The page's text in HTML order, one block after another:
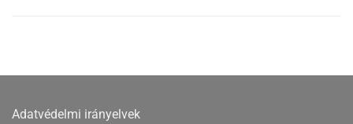
Adatvédelmi irányelvek